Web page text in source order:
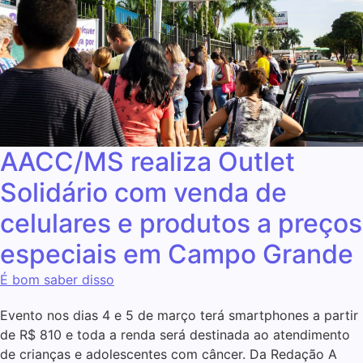
AACC/MS realiza Outlet
Solidário com venda de
celulares e produtos a preços
especiais em Campo Grande
É bom saber disso
Evento nos dias 4 e 5 de março terá smartphones a partir
de R$ 810 e toda a renda será destinada ao atendimento
de crianças e adolescentes com câncer. Da Redação A